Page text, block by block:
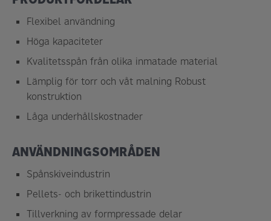
Flexibel användning
Höga kapaciteter
Kvalitetsspån från olika inmatade material
Lämplig för torr och våt malning Robust
konstruktion
Låga underhållskostnader
ANVÄNDNINGSOMRÅDEN
Spånskiveindustrin
Pellets- och brikettindustrin
Tillverkning av formpressade delar